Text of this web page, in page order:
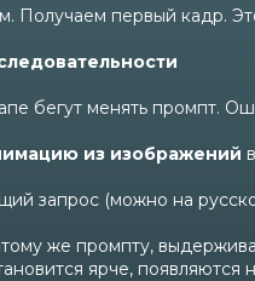
Получаем первый кадр.
бегут менять промпт.
из изображений
запрос (можно на
же промпту,
ярче, появляются